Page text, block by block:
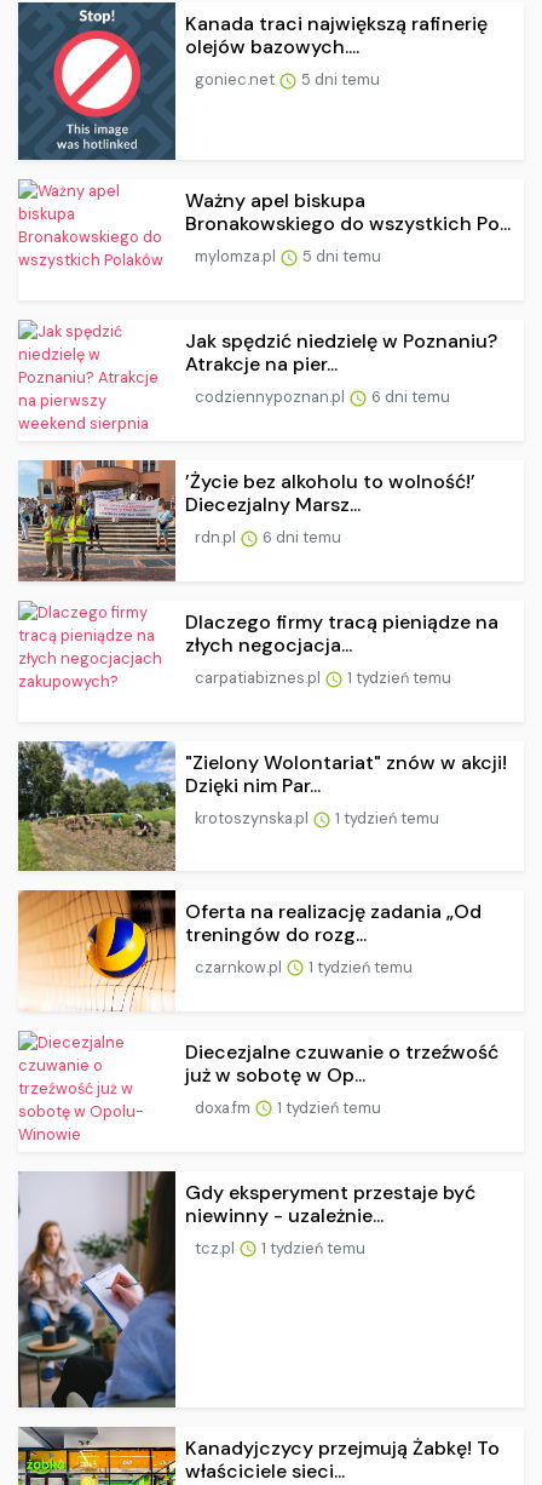
Kanada traci największą rafinerię
olejów bazowych....
goniec.net 5 dni temu
Ważny apel biskupa
Bronakowskiego do wszystkich Po...
mylomza.pl 5 dni temu
Jak spędzić niedzielę w Poznaniu?
Atrakcje na pier...
codziennypoznan.pl 6 dni temu
’Życie bez alkoholu to wolność!’
Diecezjalny Marsz...
rdn.pl 6 dni temu
Dlaczego firmy tracą pieniądze na
złych negocjacja...
carpatiabiznes.pl 1 tydzień temu
"Zielony Wolontariat" znów w akcji!
Dzięki nim Par...
krotoszynska.pl 1 tydzień temu
Oferta na realizację zadania „Od
treningów do rozg...
czarnkow.pl 1 tydzień temu
Diecezjalne czuwanie o trzeźwość
już w sobotę w Op...
doxa.fm 1 tydzień temu
Gdy eksperyment przestaje być
niewinny - uzależnie...
tcz.pl 1 tydzień temu
Kanadyjczycy przejmują Żabkę! To
właściciele sieci...